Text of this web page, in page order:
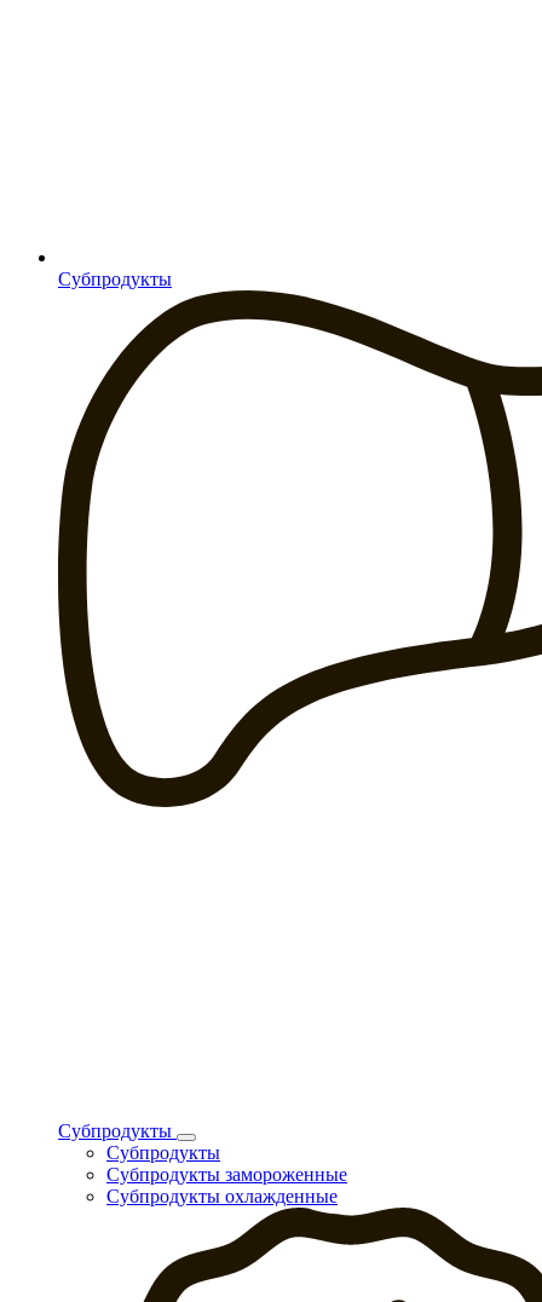
Субпродукты
Субпродукты
Субпродукты
Субпродукты замороженные
Субпродукты охлажденные